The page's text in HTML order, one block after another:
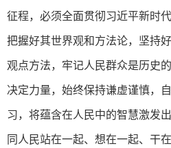
征程，必须全面贯彻习近平新时
把握好其世界观和方法论，坚持
观点方法，牢记人民群众是历史
决定力量，始终保持谦虚谨慎，
习，将蕴含在人民中的智慧激发
同人民站在一起、想在一起、干